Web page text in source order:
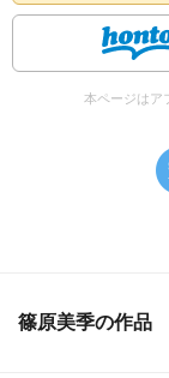
本ページはア
篠原美季の作品